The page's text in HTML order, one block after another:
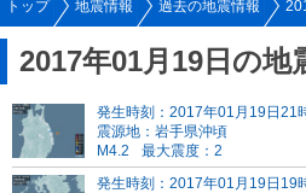
トップ 地震情報 過去の地震情報
2017年01月19日の地
発生時刻：2017年01月19日21
震源地：岩手県沖頃
M4.2
最大震度：2
発生時刻：2017年01月19日19